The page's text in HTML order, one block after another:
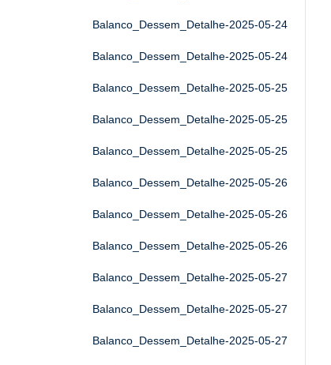
Balanco_Dessem_Detalhe-2025-05-24
Balanco_Dessem_Detalhe-2025-05-24
Balanco_Dessem_Detalhe-2025-05-25
Balanco_Dessem_Detalhe-2025-05-25
Balanco_Dessem_Detalhe-2025-05-25
Balanco_Dessem_Detalhe-2025-05-26
Balanco_Dessem_Detalhe-2025-05-26
Balanco_Dessem_Detalhe-2025-05-26
Balanco_Dessem_Detalhe-2025-05-27
Balanco_Dessem_Detalhe-2025-05-27
Balanco_Dessem_Detalhe-2025-05-27